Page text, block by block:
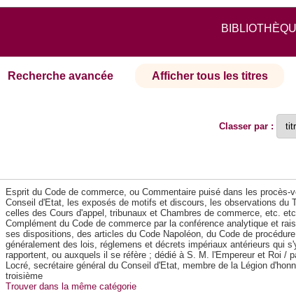
Recherche avancée Afficher tous les titres
Classer par :
Esprit du Code de commerce, ou Commentaire puisé dans les procès-
Conseil d'Etat, les exposés de motifs et discours, les observations du
celles des Cours d'appel, tribunaux et Chambres de commerce, etc.
Complément du Code de commerce par la conférence analytique et
ses dispositions, des articles du Code Napoléon, du Code de
généralement des lois, réglemens et décrets impériaux antérieurs qui
rapportent, ou auxquels il se réfère ; dédié à S. M. l'Empereur et Roi /
Locré, secrétaire général du Conseil d'Etat, membre de la Légion
troisième
Trouver dans la même catégorie